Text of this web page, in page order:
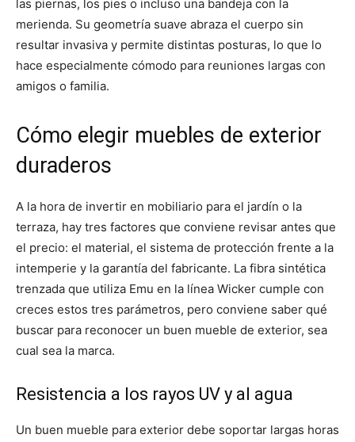
las piernas, los pies o incluso una bandeja con la
merienda. Su geometría suave abraza el cuerpo sin
resultar invasiva y permite distintas posturas, lo que lo
hace especialmente cómodo para reuniones largas con
amigos o familia.
Cómo elegir muebles de exterior
duraderos
A la hora de invertir en mobiliario para el jardín o la
terraza, hay tres factores que conviene revisar antes que
el precio: el material, el sistema de protección frente a la
intemperie y la garantía del fabricante. La fibra sintética
trenzada que utiliza Emu en la línea Wicker cumple con
creces estos tres parámetros, pero conviene saber qué
buscar para reconocer un buen mueble de exterior, sea
cual sea la marca.
Resistencia a los rayos UV y al agua
Un buen mueble para exterior debe soportar largas horas